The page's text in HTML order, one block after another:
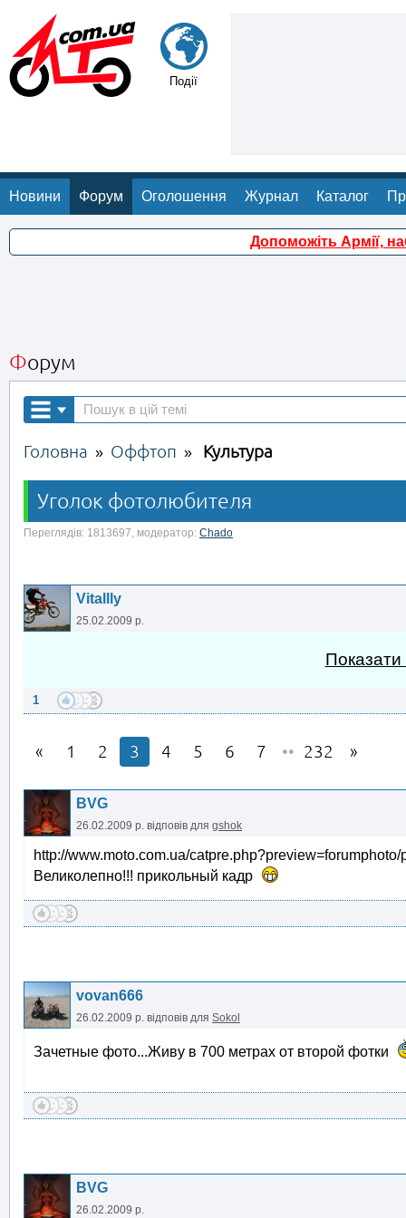
Події
Новини Форум Оголошення Журнал Каталог
Допоможіть Армії,
Форум
Головна » Оффтоп » Культура
Уголок фотолюбителя
Переглядів: 1813697, модератор: Chado
Vitallly
25.02.2009 р.
Показати
1
1 2 3 4 5 6 7 •• 232
BVG
26.02.2009 р. відповів для gshok
http://www.moto.com.ua/
Великолепно!!! прикольный кадр
vovan666
26.02.2009 р. відповів для Sokol
Зачетные фото...Живу в 700 метрах от второй фотки
BVG
26.02.2009 р.